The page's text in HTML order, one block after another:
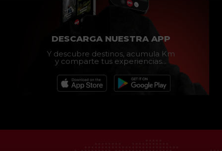
DESCARGA NUESTRA APP
Y descubre destinos, acumula Km
y comparte tus experiencias...